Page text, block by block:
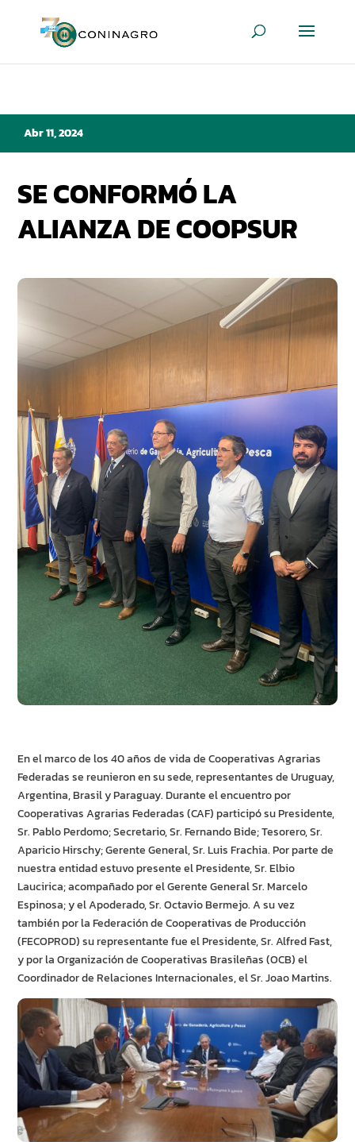
Abr 11, 2024
SE CONFORMÓ LA
ALIANZA DE COOPSUR
En el marco de los 40 años de vida de Cooperativas Agrarias
Federadas se reunieron en su sede, representantes de Uruguay,
Argentina, Brasil y Paraguay. Durante el encuentro por
Cooperativas Agrarias Federadas (CAF) participó su Presidente,
Sr. Pablo Perdomo; Secretario, Sr. Fernando Bide; Tesorero, Sr.
Aparicio Hirschy; Gerente General, Sr. Luis Frachia. Por parte de
nuestra entidad estuvo presente el Presidente, Sr. Elbio
Laucirica; acompañado por el Gerente General Sr. Marcelo
Espinosa; y el Apoderado, Sr. Octavio Bermejo. A su vez
también por la Federación de Cooperativas de Producción
(FECOPROD) su representante fue el Presidente, Sr. Alfred Fast,
y por la Organización de Cooperativas Brasileñas (OCB) el
Coordinador de Relaciones Internacionales, el Sr. Joao Martins.